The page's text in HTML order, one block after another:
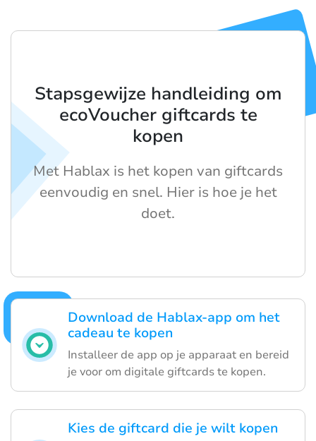
Download de Hablax-app om het
cadeau te kopen
Installeer de app op je apparaat en bereid
je voor om digitale giftcards te kopen.
Kies de giftcard die je wilt kopen
Stapsgewijze handleiding om
ecoVoucher giftcards te
kopen
Met Hablax is het kopen van giftcards
eenvoudig en snel. Hier is hoe je het
doet.